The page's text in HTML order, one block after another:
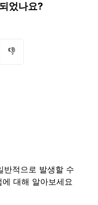
었나요?
👎
적으로 발생할 수
대해 알아보세요